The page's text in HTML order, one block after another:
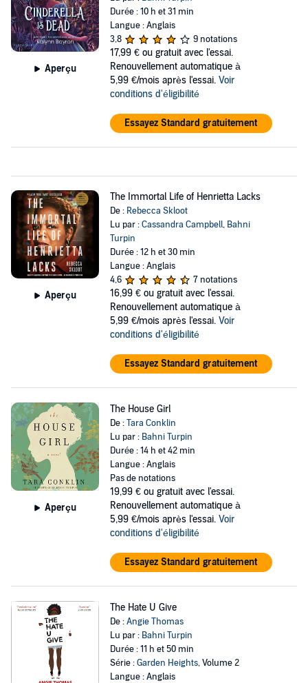
Aperçu
Durée : 10 h et 31 min
Langue : Anglais
3,8
9 notations
17,99 € ou gratuit avec l'essai.
Renouvellement automatique à
5,99 €/mois après l'essai. Voir
conditions d'éligibilité
Essayez Standard gratuitement
Aperçu
The Immortal Life of Henrietta Lacks
De : Rebecca Skloot
Lu par :Cassandra Campbell, Bahni
Turpin
Durée : 12 h et 30 min
Langue : Anglais
4,6
7 notations
16,99 € ou gratuit avec l'essai.
Renouvellement automatique à
5,99 €/mois après l'essai. Voir
conditions d'éligibilité
Essayez Standard gratuitement
Aperçu
The House Girl
De :Tara Conklin
Lu par : Bahni Turpin
Durée : 14 h et 42 min
Langue : Anglais
Pas de notations
19,99 € ou gratuit avec l'essai.
Renouvellement automatique à
5,99 €/mois après l'essai. Voir
conditions d'éligibilité
Essayez Standard gratuitement
The Hate U Give
De :Angie Thomas
Lu par : Bahni Turpin
Durée : 11 h et 50 min
Série :Garden Heights, Volume 2
Langue : Anglais